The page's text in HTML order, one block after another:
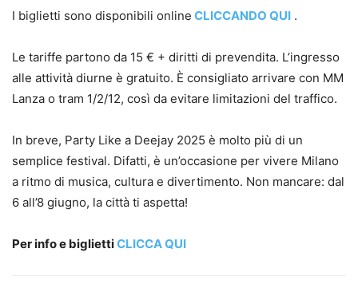
I biglietti sono disponibili online CLICCANDO QUI .
Le tariffe partono da 15 € + diritti di prevendita. L’ingresso
alle attività diurne è gratuito. È consigliato arrivare con MM
Lanza o tram 1/2/12, così da evitare limitazioni del traffico.
In breve, Party Like a Deejay 2025 è molto più di un
semplice festival. Difatti, è un’occasione per vivere Milano
a ritmo di musica, cultura e divertimento. Non mancare: dal
6 all’8 giugno, la città ti aspetta!
Per info e bigliettiCLICCA QUI